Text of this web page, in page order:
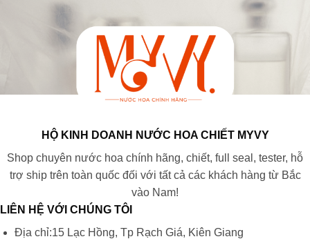
HỘ KINH DOANH NƯỚC HOA CHIẾT MYVY
Shop chuyên nước hoa chính hãng, chiết, full seal, tester, hỗ
trợ ship trên toàn quốc đối với tất cả các khách hàng từ Bắc
vào Nam!
LIÊN HỆ VỚI CHÚNG TÔI
Địa chỉ:15 Lạc Hồng, Tp Rạch Giá, Kiên Giang